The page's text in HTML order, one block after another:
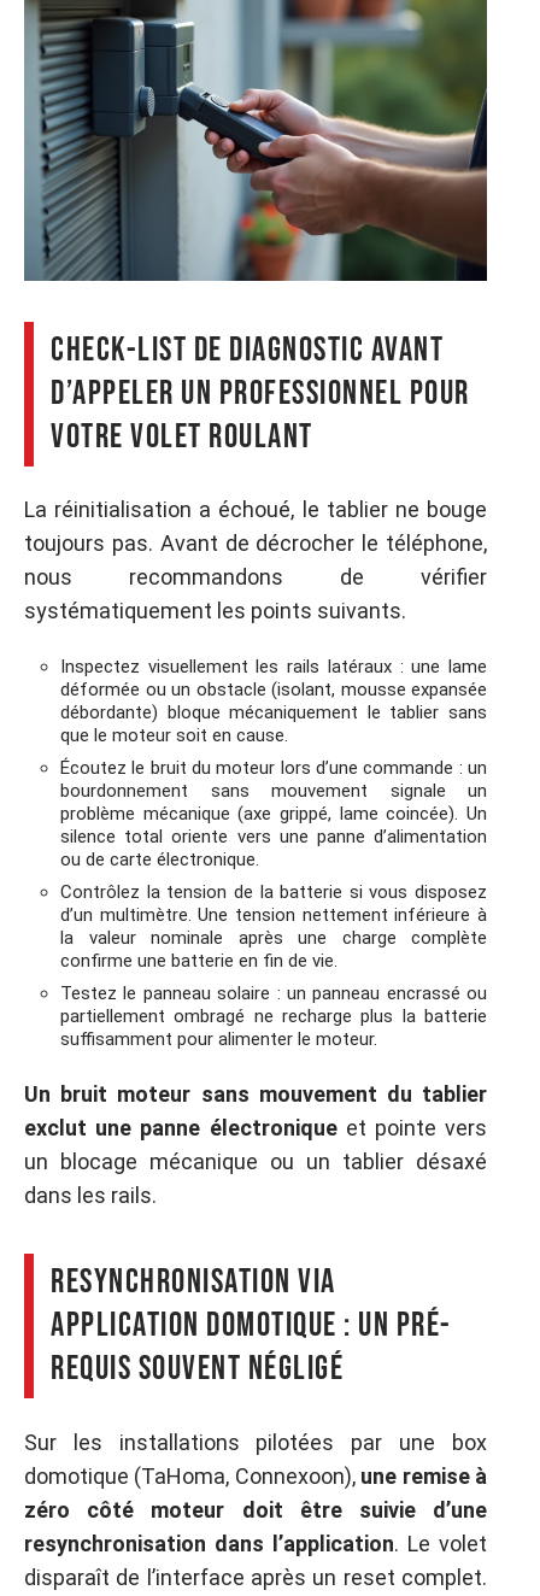
Check-list de diagnostic avant
d’appeler un professionnel pour
votre volet roulant
La réinitialisation a échoué, le tablier ne bouge
toujours pas. Avant de décrocher le téléphone,
nous recommandons de vérifier
systématiquement les points suivants.
Inspectez visuellement les rails latéraux : une lame
déformée ou un obstacle (isolant, mousse expansée
débordante) bloque mécaniquement le tablier sans
que le moteur soit en cause.
Écoutez le bruit du moteur lors d’une commande : un
bourdonnement sans mouvement signale un
problème mécanique (axe grippé, lame coincée). Un
silence total oriente vers une panne d’alimentation
ou de carte électronique.
Contrôlez la tension de la batterie si vous disposez
d’un multimètre. Une tension nettement inférieure à
la valeur nominale après une charge complète
confirme une batterie en fin de vie.
Testez le panneau solaire : un panneau encrassé ou
partiellement ombragé ne recharge plus la batterie
suffisamment pour alimenter le moteur.
Un bruit moteur sans mouvement du tablier
exclut une panne électroniqueet pointe vers
un blocage mécanique ou un tablier désaxé
dans les rails.
Resynchronisation via
application domotique : un pré-
requis souvent négligé
Sur les installations pilotées par une box
domotique (TaHoma, Connexoon), une remise à
zéro côté moteur doit être suivie d’une
resynchronisation dans l’application. Le volet
disparaît de l’interface après un reset complet.